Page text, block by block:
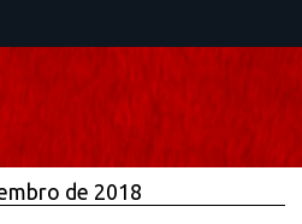
de 2018